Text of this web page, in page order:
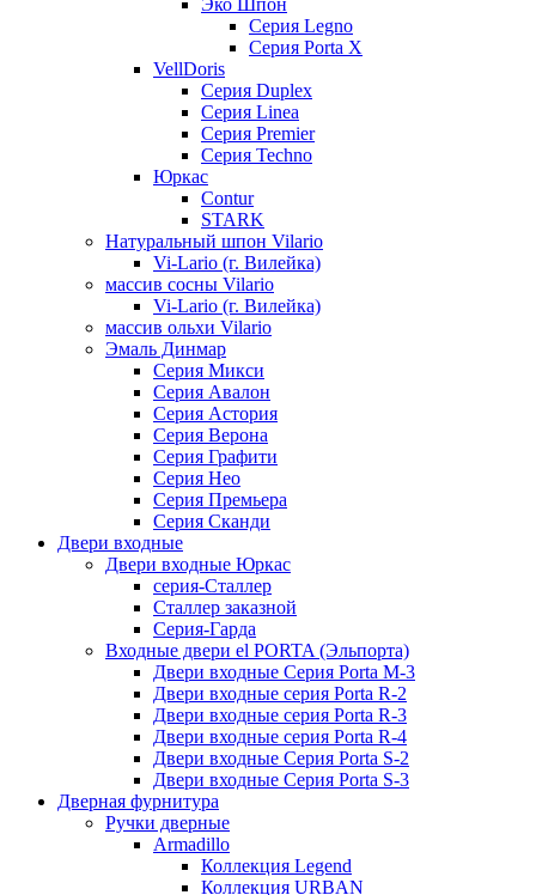
Серия Legno
Серия Porta X
VellDoris
Серия Duplex
Серия Linea
Серия Premier
Серия Techno
Юркас
Contur
STARK
Натуральный шпон Vilario
Vi-Lario (г. Вилейка)
массив сосны Vilario
Vi-Lario (г. Вилейка)
массив ольхи Vilario
Эмаль Динмар
Серия Микси
Серия Авалон
Серия Астория
Серия Верона
Серия Графити
Серия Нео
Серия Премьера
Серия Сканди
Двери входные
Двери входные Юркас
серия-Сталлер
Сталлер заказной
Серия-Гарда
Входные двери el PORTA (Эльпорта)
Двери входные Серия Porta M-3
Двери входные серия Porta R-2
Двери входные серия Porta R-3
Двери входные серия Porta R-4
Двери входные Серия Porta S-2
Двери входные Серия Porta S-3
Дверная фурнитура
Ручки дверные
Armadillo
Коллекция Legend
Коллекция URBAN